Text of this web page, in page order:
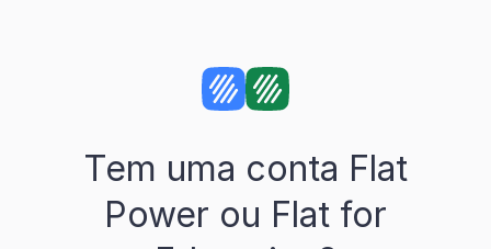
Tem uma conta Flat
Power ou Flat for